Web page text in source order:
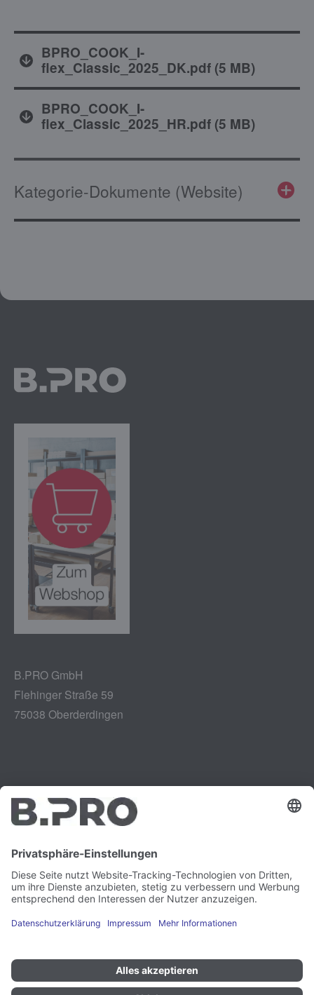
BPRO_COOK_I-
flex_Classic_2025_DK.pdf(5 MB)
BPRO_COOK_I-
flex_Classic_2025_HR.pdf(5 MB)
Kategorie-Dokumente (Website)
B.PRO GmbH
Flehinger Straße 59
75038 Oberderdingen
Impressum
Datenschutz
Schwachstellenmeldung
Karriere
Presse
Newsletter